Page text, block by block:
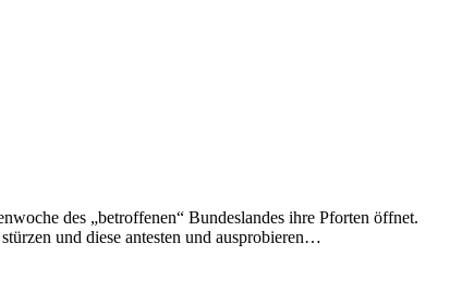
des „betroffenen“ Bundeslandes ihre Pforten öffnet.
und diese antesten und ausprobieren…